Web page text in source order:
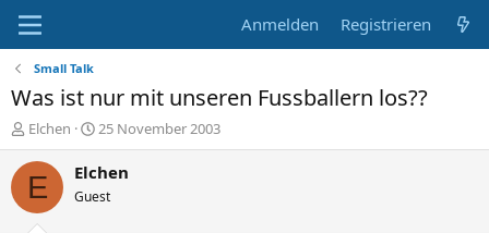
Anmelden Registrieren
Small Talk
Was ist nur mit unseren Fussballern los??
E
r
s
Elchen
E
r
s
e
25 November 2003
E Elchen
Guest